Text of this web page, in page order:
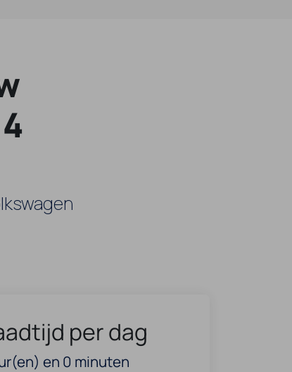
per dag
en 0 minuten